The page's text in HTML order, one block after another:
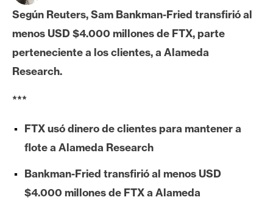
t
c
i
n
t
h
r
e
Según Reuters, Sam Bankman-Fried transfirió al
menos USD $4.000 millones de FTX, parte
perteneciente a los clientes, a Alameda
Research.
***
FTX usó dinero de clientes para mantener a
flote a Alameda Research
Bankman-Fried transfirió al menos USD
$4.000 millones de FTX a Alameda